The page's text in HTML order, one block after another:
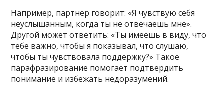
Например, партнер говорит: «Я чувствую себя
неуслышанным, когда ты не отвечаешь мне».
Другой может ответить: «Ты имеешь в виду, что
тебе важно, чтобы я показывал, что слушаю,
чтобы ты чувствовала поддержку?» Такое
парафразирование помогает подтвердить
понимание и избежать недоразумений.